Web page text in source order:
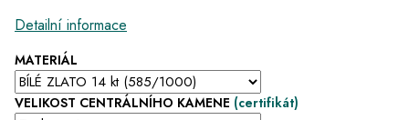
MATERIÁL
VELIKOST CENTRÁLNÍHO KAMENE (certifikát)
Detailní informace